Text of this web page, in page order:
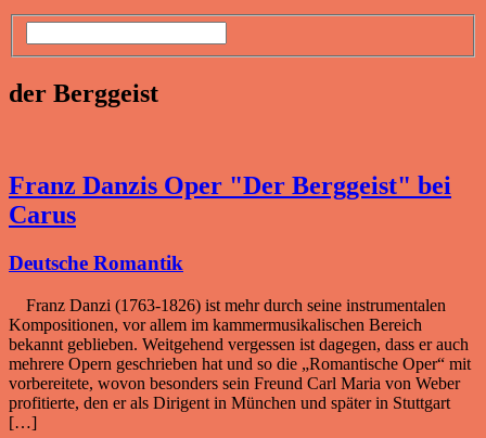
der Berggeist
Franz Danzis Oper "Der Berggeist" bei
Carus
Deutsche Romantik
Franz Danzi (1763-1826) ist mehr durch seine instrumentalen
Kompositionen, vor allem im kammermusikalischen Bereich
bekannt geblieben. Weitgehend vergessen ist dagegen, dass er auch
mehrere Opern geschrieben hat und so die „Romantische Oper“ mit
vorbereitete, wovon besonders sein Freund Carl Maria von Weber
profitierte, den er als Dirigent in München und später in Stuttgart
[…]